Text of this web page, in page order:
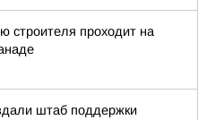
строителя проходит на
штаб поддержки